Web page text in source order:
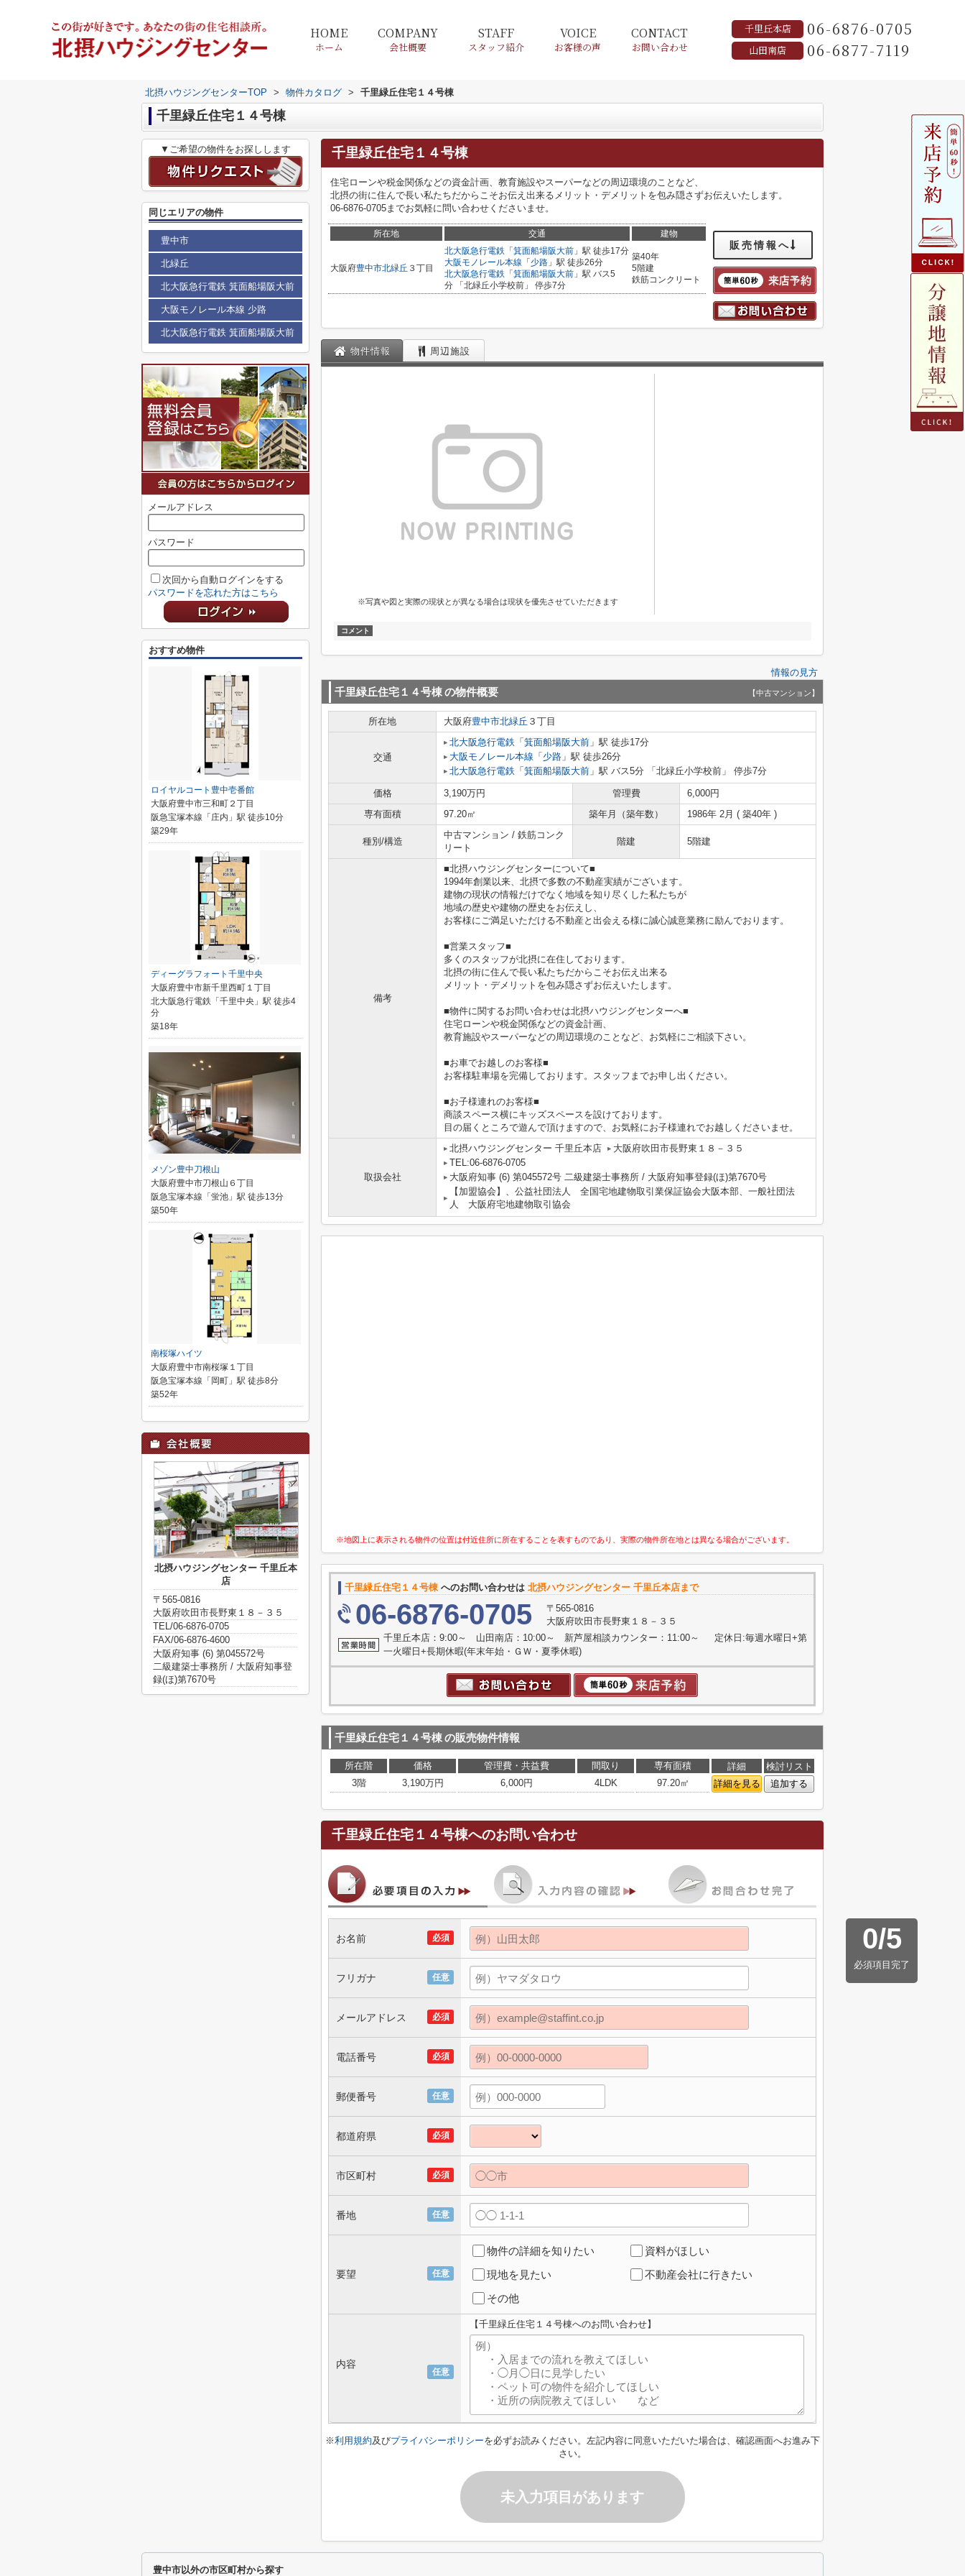
HOME
ホーム
COMPANY
会社概要
STAFF
スタッフ紹介
VOICE
お客様の声
CONTACT
お問い合わせ
千里丘本店 06-6876-0705
山田南店 06-6877-7119
北摂ハウジングセンターTOP > 物件カタログ > 千里緑丘住宅１４号棟
千里緑丘住宅１４号棟
千里緑丘住宅１４号棟
住宅ローンや税金関係などの資金計画、教育施設やスーパーなどの周辺環境のことなど、
北摂の街に住んで長い私たちだからこそお伝え出来るメリット・デメリットを包み隠さずお伝えいたします。
06-6876-0705までお気軽に問い合わせくださいませ。
所在地 交通 建物
大阪府豊中市北緑丘 ３丁目
北大阪急行電鉄 「 箕面船場阪大前 」駅 徒歩17分
大阪モノレール本線 「 少路 」駅 徒歩26分
北大阪急行電鉄 「 箕面船場阪大前 」駅 バス5
分 「北緑丘小学校前」 停歩7分
築40年
5階建
鉄筋コンクリート
販売情報へ
物件情報 周辺施設
※写真や図と実際の現状とが異なる場合は現状を優先させていただきます
コメント
情報の見方
千里緑丘住宅１４号棟の物件概要 【中古マンション】
所在地 大阪府豊中市北緑丘 ３丁目
交通
北大阪急行電鉄 「 箕面船場阪大前 」駅 徒歩17分
大阪モノレール本線 「 少路 」駅 徒歩26分
北大阪急行電鉄 「 箕面船場阪大前 」駅 バス5分 「北緑丘小学校前」 停歩7分
価格 3,190万円 管理費
6,000円
専有面積
97.20㎡ 築年月（築年数） 1986年 2月 ( 築40年 )
種別/構造
中古マンション / 鉄筋コンク
リート
階建 5階建
備考
■北摂ハウジングセンターについて■
1994年創業以来、北摂で多数の不動産実績がございます。
建物の現状の情報だけでなく地域を知り尽くした私たちが
地域の歴史や建物の歴史をお伝えし、
お客様にご満足いただける不動産と出会える様に誠心誠意業務に励んでおります。
■営業スタッフ■
多くのスタッフが北摂に在住しております。
北摂の街に住んで長い私たちだからこそお伝え出来る
メリット・デメリットを包み隠さずお伝えいたします。
■物件に関するお問い合わせは北摂ハウジングセンターへ■
住宅ローンや税金関係などの資金計画、
教育施設やスーパーなどの周辺環境のことなど、お気軽にご相談下さい。
■お車でお越しのお客様■
お客様駐車場を完備しております。スタッフまでお申し出ください。
■お子様連れのお客様■
商談スペース横にキッズスペースを設けております。
目の届くところで遊んで頂けますので、お気軽にお子様連れでお越しくださいませ。
取扱会社
北摂ハウジングセンター 千里丘本店
大阪府吹田市長野東１８－３５
TEL:06-6876-0705
大阪府知事 (6) 第045572号 二級建築士事務所 / 大阪府知事登録(ほ)第7670号
【加盟協会】、公益社団法人 全国宅地建物取引業保証協会大阪本部、一般社団法
人 大阪府宅地建物取引協会
※地図上に表示される物件の位置は付近住所に所在することを表すものであり、実際の物件所在地とは異なる場合がございます。
千里緑丘住宅１４号棟 へのお問い合わせは 北摂ハウジングセンター 千里丘本店まで
06-6876-0705
〒565-0816
大阪府吹田市長野東１８－３５
千里丘本店：9:00～ 山田南店：10:00～ 新芦屋相談カウンター：11:00～ 定休日:毎週水曜日+第
一火曜日+長期休暇(年末年始・ＧＷ・夏季休暇)
千里緑丘住宅１４号棟の販売物件情報
所在階 価格 管理費・共益費 間取り 専有面積 詳細
検討リスト
3階
3,190万円 6,000円 4LDK 97.20㎡ 詳細を見る 追加する
千里緑丘住宅１４号棟へのお問い合わせ
0/5
必須項目完了
必須
お名前
任意
フリガナ
必須
メールアドレス
必須
電話番号
任意
郵便番号
必須
都道府県
必須
市区町村
任意
番地
任意
要望
物件の詳細を知りたい
資料がほしい
現地を見たい
不動産会社に行きたい
その他
任意
内容
【千里緑丘住宅１４号棟へのお問い合わせ】
※利用規約及びプライバシーポリシーを必ずお読みください。左記内容に同意いただいた場合は、確認画面へお進み下
さい。
未入力項目があります
▼ご希望の物件をお探しします
同じエリアの物件
豊中市
北緑丘
北大阪急行電鉄 箕面船場阪大前
大阪モノレール本線 少路
北大阪急行電鉄 箕面船場阪大前
メールアドレス
パスワード
次回から自動ログインをする
パスワードを忘れた方はこちら
おすすめ物件
ロイヤルコート豊中壱番館
大阪府豊中市三和町２丁目
阪急宝塚本線「庄内」駅 徒歩10分
築29年
ディーグラフォート千里中央
大阪府豊中市新千里西町１丁目
北大阪急行電鉄「千里中央」駅 徒歩4
分
築18年
メゾン豊中刀根山
大阪府豊中市刀根山６丁目
阪急宝塚本線「蛍池」駅 徒歩13分
築50年
南桜塚ハイツ
大阪府豊中市南桜塚１丁目
阪急宝塚本線「岡町」駅 徒歩8分
築52年
北摂ハウジングセンター 千里丘本
店
〒565-0816
大阪府吹田市長野東１８－３５
TEL/06-6876-0705
FAX/06-6876-4600
大阪府知事 (6) 第045572号
二級建築士事務所 / 大阪府知事登
録(ほ)第7670号
豊中市以外の市区町村から探す